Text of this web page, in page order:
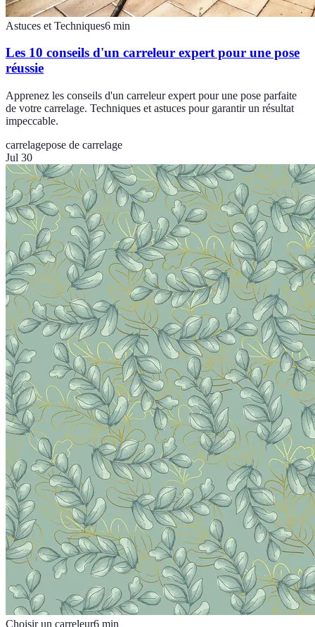
Astuces et Techniques6 min
Les 10 conseils d'un carreleur expert pour une pose
réussie
Apprenez les conseils d'un carreleur expert pour une pose parfaite
de votre carrelage. Techniques et astuces pour garantir un résultat
impeccable.
carrelagepose de carrelage
Jul 30
Choisir un carreleur6 min